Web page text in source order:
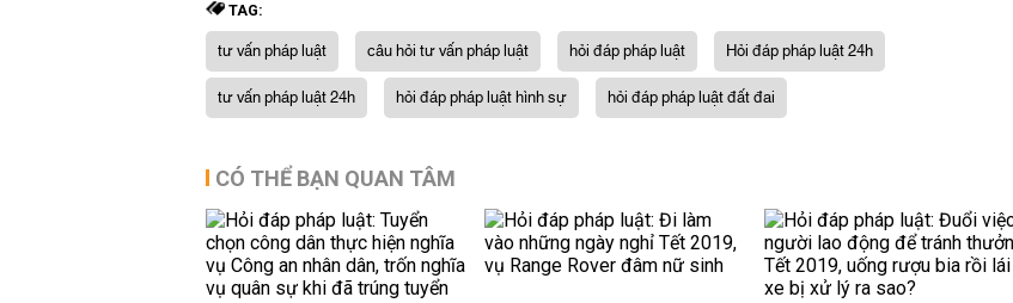
TAG:
tư vấn pháp luật câu hỏi tư vấn pháp luật hỏi đáp pháp luật
Hỏi đáp pháp luật 24h
tư vấn pháp luật 24h
hỏi đáp pháp luật hình sự hỏi đáp pháp luật đất đai
CÓ THỂ BẠN QUAN TÂM